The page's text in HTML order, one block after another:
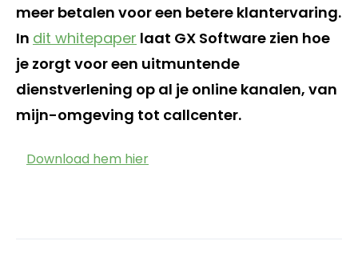
meer betalen voor een betere klantervaring.
In dit whitepaper laat GX Software zien hoe
je zorgt voor een uitmuntende
dienstverlening op al je online kanalen, van
mijn-omgeving tot callcenter.
Download hem hier